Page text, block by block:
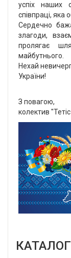
успіх наших
співпраці, яка
Сердечно
злагоди,
пролягає
майбутнього.
Нехай
України!
З повагою,
колектив